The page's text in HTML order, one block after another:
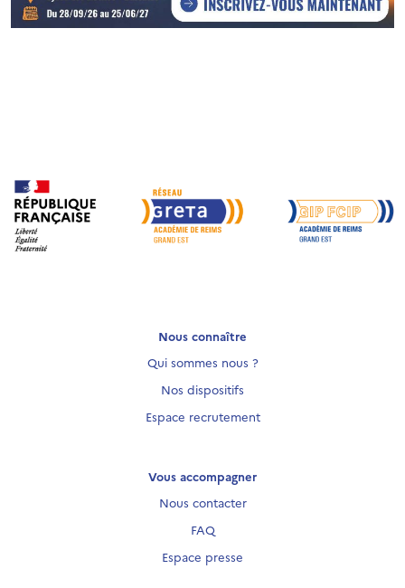
Nous connaître
Qui sommes nous ?
Nos dispositifs
Espace recrutement
Vous accompagner
Nous contacter
FAQ
Espace presse